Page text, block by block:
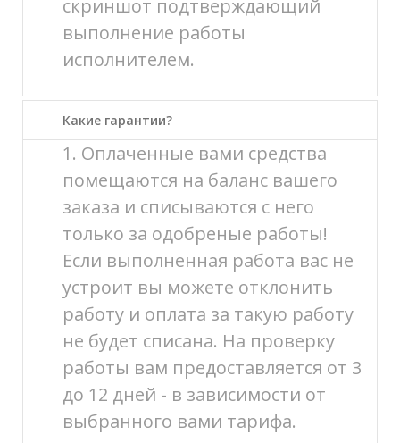
скриншот подтверждающий
выполнение работы
исполнителем.
Какие гарантии?
1. Оплаченные вами средства
помещаются на баланс вашего
заказа и списываются с него
только за одобреные работы!
Если выполненная работа вас не
устроит вы можете отклонить
работу и оплата за такую работу
не будет списана. На проверку
работы вам предоставляется от 3
до 12 дней - в зависимости от
выбранного вами тарифа.